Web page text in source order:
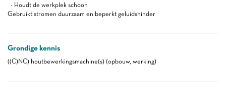
- Houdt de werkplek schoon
Gebruikt stromen duurzaam en beperkt geluidshinder
Grondige kennis
((C)NC) houtbewerkingsmachine(s) (opbouw, werking)